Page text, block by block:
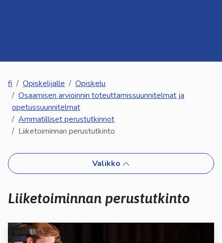
fi Opiskelijalle
Opiskelu
Osaamisen arvioinnin toteuttamissuunnitelmat ja
opetussuunnitelmat
Ammatilliset perustutkinnot
Liiketoiminnan perustutkinto
Valikko
Liiketoiminnan perustutkinto